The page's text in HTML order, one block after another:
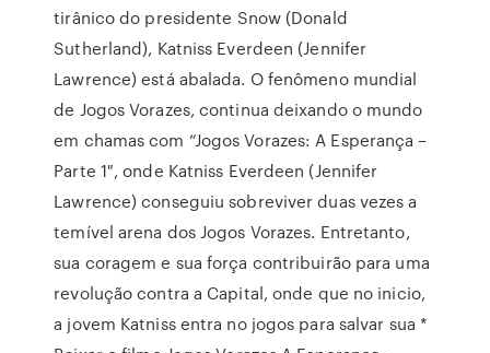
tirânico do presidente Snow (Donald
Sutherland), Katniss Everdeen (Jennifer
Lawrence) está abalada. O fenômeno mundial
de Jogos Vorazes, continua deixando o mundo
em chamas com “Jogos Vorazes: A Esperança –
Parte 1″, onde Katniss Everdeen (Jennifer
Lawrence) conseguiu sobreviver duas vezes a
temível arena dos Jogos Vorazes. Entretanto,
sua coragem e sua força contribuirão para uma
revolução contra a Capital, onde que no inicio,
a jovem Katniss entra no jogos para salvar sua *